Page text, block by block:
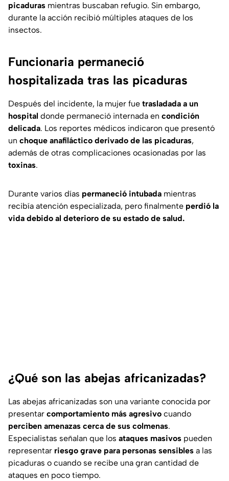
picaduras mientras buscaban refugio. Sin embargo,
durante la acción recibió múltiples ataques de los
insectos.
Funcionaria permaneció
hospitalizada tras las picaduras
Después del incidente, la mujer fue trasladada a un
hospital donde permaneció internada en condición
delicada. Los reportes médicos indicaron que presentó
un choque anafiláctico derivado de las picaduras,
además de otras complicaciones ocasionadas por las
toxinas.
Durante varios días permaneció intubada mientras
recibía atención especializada, pero finalmente perdió la
vida debido al deterioro de su estado de salud.
¿Qué son las abejas africanizadas?
Las abejas africanizadas son una variante conocida por
presentar comportamiento más agresivo cuando
perciben amenazas cerca de sus colmenas.
Especialistas señalan que los ataques masivos pueden
representar riesgo grave para personas sensibles a las
picaduras o cuando se recibe una gran cantidad de
ataques en poco tiempo.